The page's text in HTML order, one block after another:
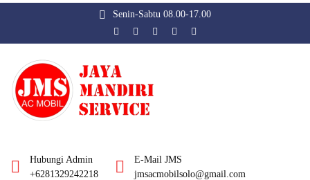
Senin-Sabtu 08.00-17.00
Hubungi Admin
+6281329242218
E-Mail JMS
jmsacmobilsolo@gmail.com